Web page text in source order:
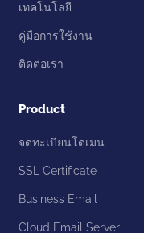
เทคโนโลยี
คู่มือการใช้งาน
ติดต่อเรา
Product
จดทะเบียนโดเมน
SSL Certificate
Business Email
Cloud Email Server